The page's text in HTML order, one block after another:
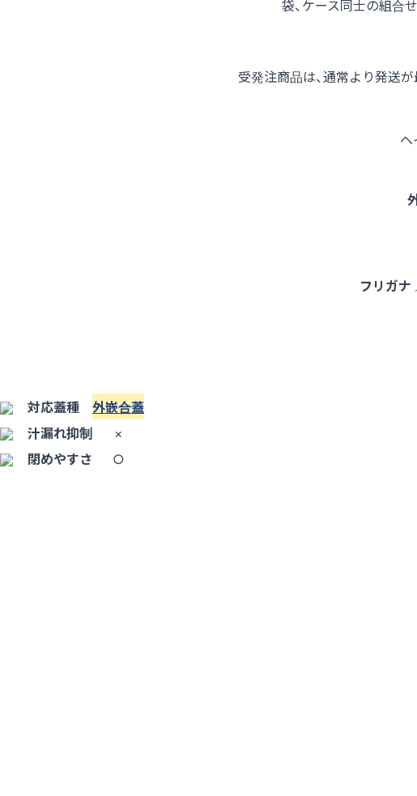
袋、ケース同士の組合
受発注商品は、通常より発送が
ヘ
フリガナ
対応蓋種 外嵌合蓋
汁漏れ抑制
×
閉めやすさ
○